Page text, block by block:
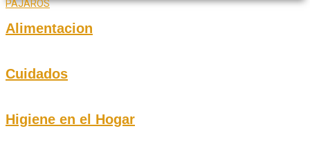
PAJAROS
Alimentacion
Cuidados
Higiene en el Hogar